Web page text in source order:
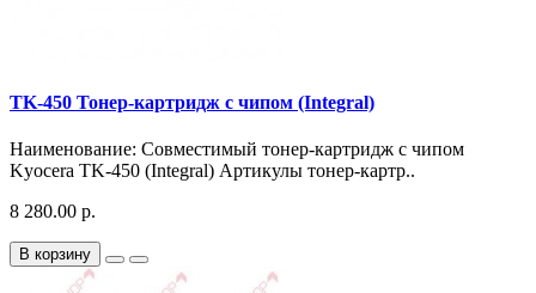
TK-450 Тонер-картридж с чипом (Integral)
Наименование: Совместимый тонер-картридж с чипом
Kyocera TK-450 (Integral) Артикулы тонер-картр..
8 280.00 р.
В корзину